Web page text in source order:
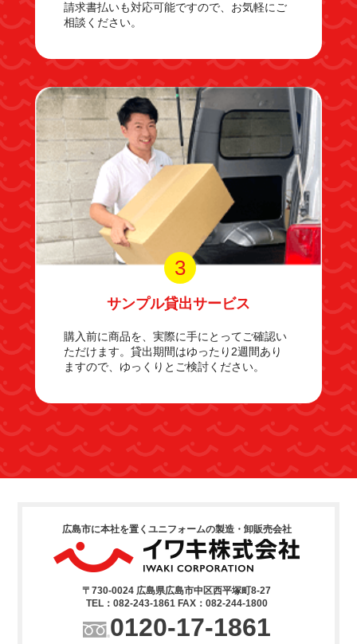
請求書払いも対応可能ですので、お気軽にご
相談ください。
3
サンプル貸出サービス
購入前に商品を、実際に手にとってご確認い
ただけます。貸出期間はゆったり2週間あり
ますので、ゆっくりとご検討ください。
広島市に本社を置くユニフォームの製造・卸販売会社
〒730-0024 広島県広島市中区西平塚町8-27
TEL：082-243-1861 FAX：082-244-1800
0120-17-1861